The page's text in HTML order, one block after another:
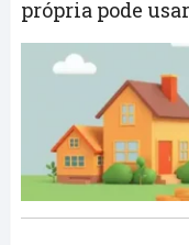
própria pode